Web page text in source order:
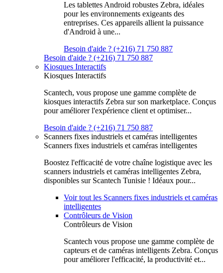
Les tablettes Android robustes Zebra, idéales
pour les environnements exigeants des
entreprises. Ces appareils allient la puissance
d'Android à une...
Besoin d'aide ? (+216) 71 750 887
Besoin d'aide ? (+216) 71 750 887
Kiosques Interactifs
Kiosques Interactifs
Scantech, vous propose une gamme complète de
kiosques interactifs Zebra sur son marketplace. Conçus
pour améliorer l'expérience client et optimiser...
Besoin d'aide ? (+216) 71 750 887
Scanners fixes industriels et caméras intelligentes
Scanners fixes industriels et caméras intelligentes
Boostez l'efficacité de votre chaîne logistique avec les
scanners industriels et caméras intelligentes Zebra,
disponibles sur Scantech Tunisie ! Idéaux pour...
Voir tout les Scanners fixes industriels et caméras
intelligentes
Contrôleurs de Vision
Contrôleurs de Vision
Scantech vous propose une gamme complète de
capteurs et de caméras intelligents Zebra. Conçus
pour améliorer l'efficacité, la productivité et...